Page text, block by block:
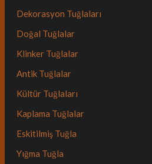
Dekorasyon Tuğlaları
Doğal Tuğlalar
Klinker Tuğlalar
Antik Tuğlalar
Kültür Tuğlaları
Kaplama Tuğlalar
Eskitilmiş Tuğla
Yığma Tuğla